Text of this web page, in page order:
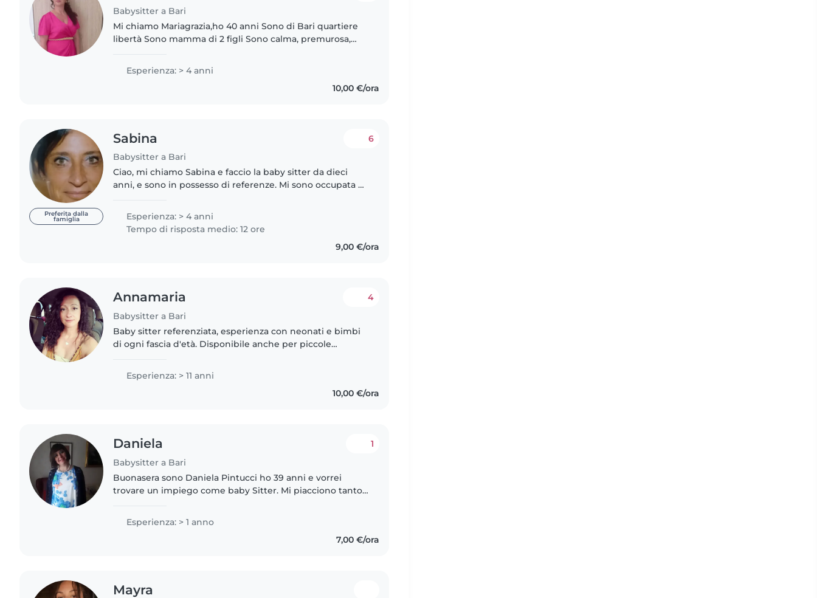
Babysitter a Bari
Mi chiamo Mariagrazia,ho 40 anni Sono di Bari quartiere
libertà Sono mamma di 2 figli Sono calma, premurosa,
Esperienza: > 4 anni
10,00 €/ora
Preferita dalla
famiglia
Sabina
Babysitter a Bari
6
Ciao, mi chiamo Sabina e faccio la baby sitter da dieci
anni, e sono in possesso di referenze. Mi sono occupata di
raggiungo..
Esperienza: > 4 anni
Tempo di risposta medio: 12 ore
9,00 €/ora
Annamaria
Babysitter a Bari
4
Baby sitter referenziata, esperienza con neonati e bimbi
di ogni fascia d'età. Disponibile anche per piccole
anche mamma..
Esperienza: > 11 anni
10,00 €/ora
Daniela
Babysitter a Bari
1
Buonasera sono Daniela Pintucci ho 39 anni e vorrei
trovare un impiego come baby Sitter. Mi piacciono tanto i
Bari. Cerco..
Esperienza: > 1 anno
7,00 €/ora
Mayra